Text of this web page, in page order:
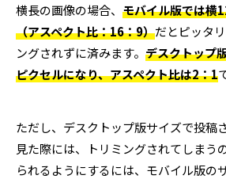
横長の画像の場合、 モバイル版では
（アスペクト比：16：9）だとピッタ
ングされずに済みます。 デスクトップ
ピクセルになり、アスペクト比は2：1
ただし、デスクトップ版サイズで投稿
見た際には、トリミングされてしまう
られるようにするには、モバイル版の